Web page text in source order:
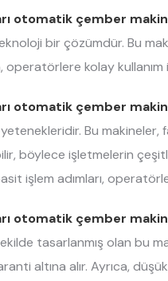
otomatik çember
bir çözümdür. Bu
operatörlere kolay kullanım
otomatik çember
Bu makineler,
böylece işletmelerin çeşitli
işlem adımları,
otomatik çember
tasarlanmış olan bu
altına alır. Ayrıca,